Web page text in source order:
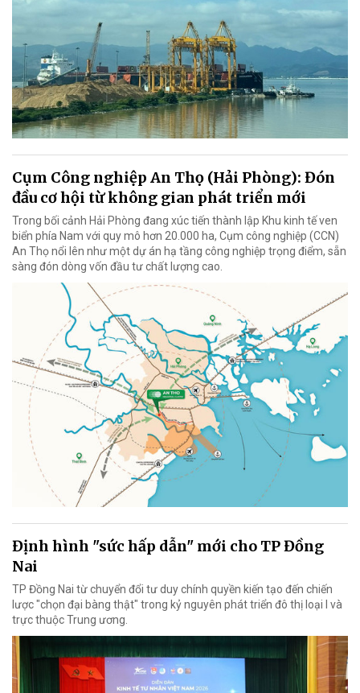
Cụm Công nghiệp An Thọ (Hải Phòng): Đón
đầu cơ hội từ không gian phát triển mới
Trong bối cảnh Hải Phòng đang xúc tiến thành lập Khu kinh tế ven
biển phía Nam với quy mô hơn 20.000 ha, Cụm công nghiệp (CCN)
An Thọ nổi lên như một dự án hạ tầng công nghiệp trọng điểm, sẵn
sàng đón dòng vốn đầu tư chất lượng cao.
Định hình "sức hấp dẫn" mới cho TP Đồng
Nai
TP Đồng Nai từ chuyển đổi tư duy chính quyền kiến tạo đến chiến
lược "chọn đại bàng thật" trong kỷ nguyên phát triển đô thị loại I và
trực thuộc Trung ương.